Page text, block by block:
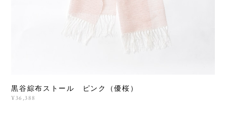
黒谷綜布ストール ピンク（優桜）
¥36,388